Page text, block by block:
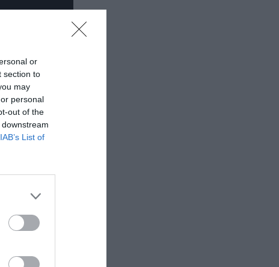
or
section to
may
personal
out of the
IAB’s List of